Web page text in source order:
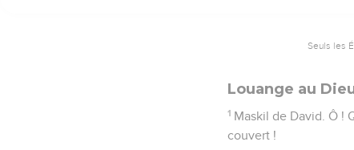
Seuls les
Louange au
1 Maskil de David. Ô !
couvert !